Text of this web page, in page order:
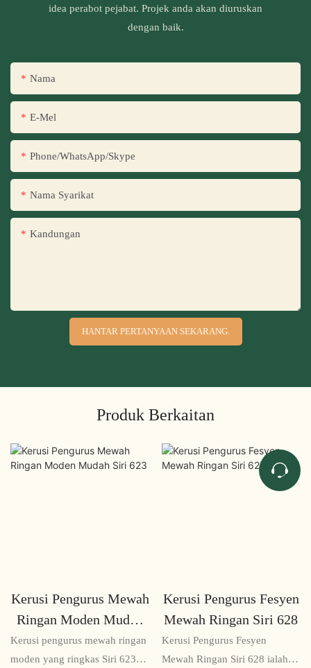
idea perabot pejabat. Projek anda akan diuruskan
dengan baik.
Nama
E-Mel
Phone/WhatsApp/Skype
Nama Syarikat
Kandungan
HANTAR PERTANYAAN SEKARANG.
Produk Berkaitan
Kerusi Pengurus Mewah
Ringan Moden Mudah
Siri 623
Kerusi pengurus mewah ringan
moden yang ringkas Siri 623
Kerusi Pengurus Fesyen
Mewah Ringan Siri 628
Kerusi Pengurus Fesyen
Mewah Ringan Siri 628 ialah